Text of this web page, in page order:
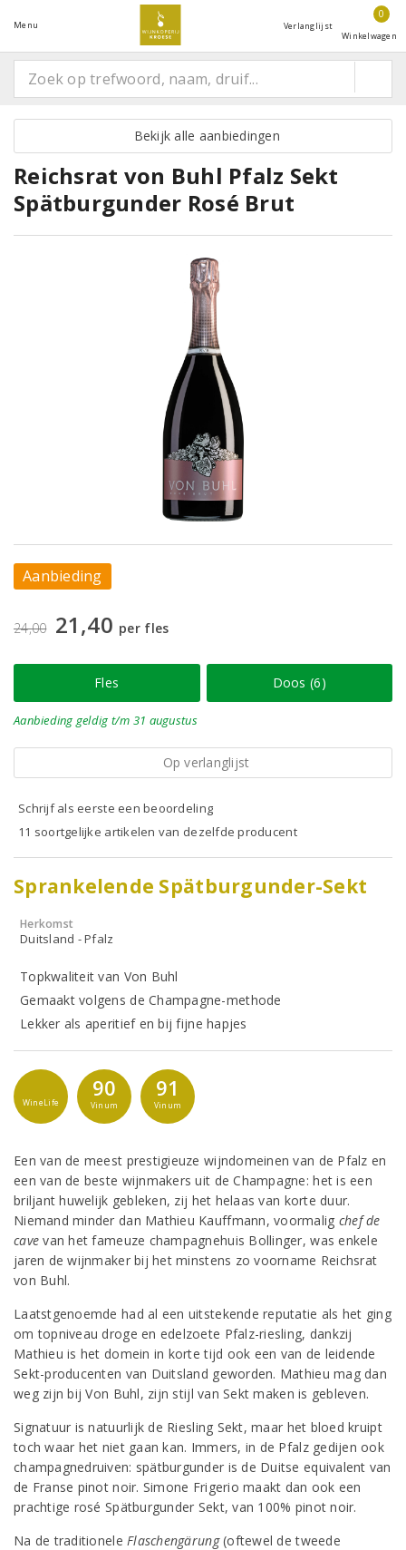
Menu Verlanglijst
0
Winkelwagen
Bekijk alle aanbiedingen
Reichsrat von Buhl Pfalz Sekt
Spätburgunder Rosé Brut
Aanbieding
24,00 21,40 per fles
Fles Doos (6)
Aanbieding geldig t/m 31 augustus
Op verlanglijst
Schrijf als eerste een beoordeling
11 soortgelijke artikelen van dezelfde producent
Sprankelende Spätburgunder-Sekt
Herkomst
Duitsland - Pfalz
Topkwaliteit van Von Buhl
Gemaakt volgens de Champagne-methode
Lekker als aperitief en bij fijne hapjes
WineLife
90
Vinum
91
Vinum
Een van de meest prestigieuze wijndomeinen van de Pfalz en
een van de beste wijnmakers uit de Champagne: het is een
briljant huwelijk gebleken, zij het helaas van korte duur.
Niemand minder dan Mathieu Kauffmann, voormalig chef de
cave van het fameuze champagnehuis Bollinger, was enkele
jaren de wijnmaker bij het minstens zo voorname Reichsrat
von Buhl.
Laatstgenoemde had al een uitstekende reputatie als het ging
om topniveau droge en edelzoete Pfalz-riesling, dankzij
Mathieu is het domein in korte tijd ook een van de leidende
Sekt-producenten van Duitsland geworden. Mathieu mag dan
weg zijn bij Von Buhl, zijn stijl van Sekt maken is gebleven.
Signatuur is natuurlijk de Riesling Sekt, maar het bloed kruipt
toch waar het niet gaan kan. Immers, in de Pfalz gedijen ook
champagnedruiven: spätburgunder is de Duitse equivalent van
de Franse pinot noir. Simone Frigerio maakt dan ook een
prachtige rosé Spätburgunder Sekt, van 100% pinot noir.
Na de traditioneleFlaschengärung(oftewel de tweede